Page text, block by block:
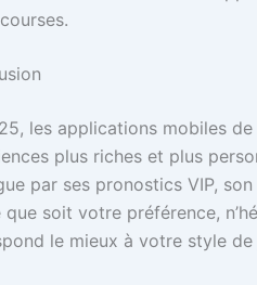
les applications mobiles
plus riches et plus
par ses pronostics VIP,
que soit votre préférence,
le mieux à votre style